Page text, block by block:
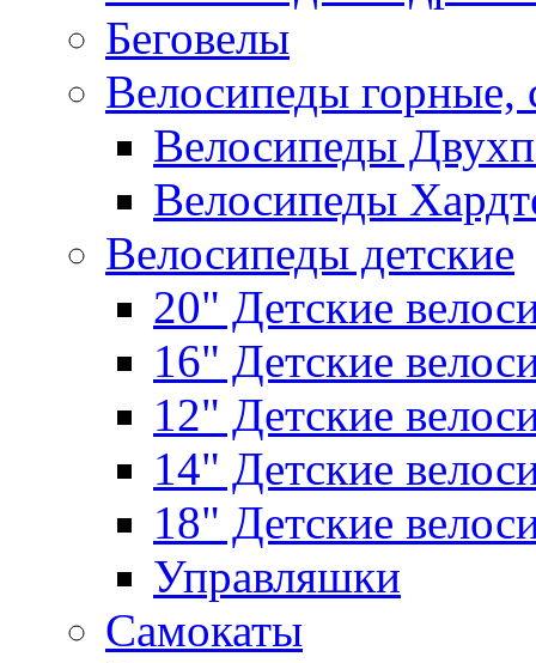
Беговелы
Велосипеды горные,
Велосипеды
Велосипеды
Велосипеды детские
20" Детские
16" Детские
12" Детские
14" Детские
18" Детские
Управляшки
Самокаты